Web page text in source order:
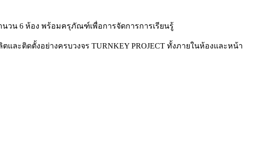
วน 6 ห้อง พร้อมครุภัณฑ์เพื่อการจัดการการเรียนรู้
ะติดตั้งอย่างครบวงจร TURNKEY PROJECT ทั้งภายในห้องและหน้า